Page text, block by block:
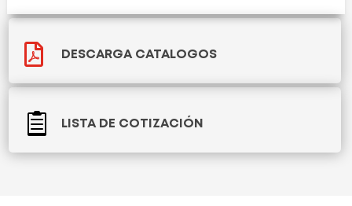
 DESCARGA CATALOGOS
 LISTA DE COTIZACIÓN